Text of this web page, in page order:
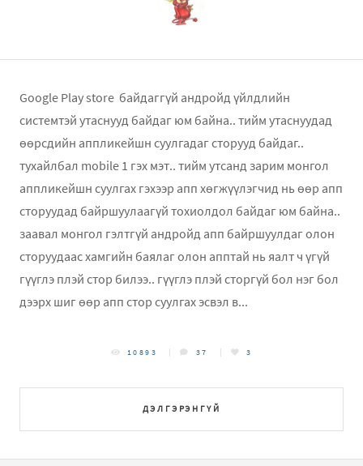
Google Play store байдаггүй андройд үйлдлийн
системтэй утаснууд байдаг юм байна.. тийм утаснуудад
өөрсдийн аппликейшн суулгадаг сторууд байдаг..
тухайлбал mobile 1 гэх мэт.. тийм утсанд зарим монгол
аппликейшн суулгах гэхээр апп хөгжүүлэгчид нь өөр апп
сторуудад байршуулаагүй тохиолдол байдаг юм байна..
заавал монгол гэлтгүй андройд апп байршуулдаг олон
сторуудаас хамгийн баялаг олон апптай нь яалт ч үгүй
гүүглэ плэй стор билээ.. гүүглэ плэй сторгүй бол нэг бол
дээрх шиг өөр апп стор суулгах эсвэл в...
ДЭЛГЭРЭНГҮЙ
10893 37 3